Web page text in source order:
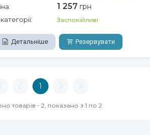
1 257грн
Заспокійливі
Детальніше Резервувати
1
товарів - 2, показано з 1 по 2